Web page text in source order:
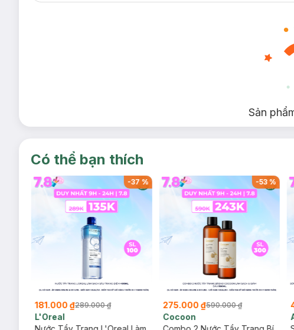
Sản
Có thể bạn thích
-37 %
181.000 ₫289.000 ₫
L'Oreal
-53 %
275.000 ₫590.000 ₫
Cocoon